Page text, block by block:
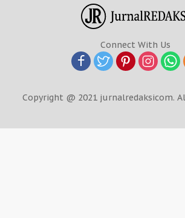
Connect With Us
Copyright @ 2021 jurnalredaksicom.